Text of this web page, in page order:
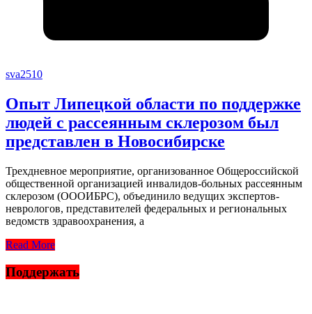
sva2510
Опыт Липецкой области по поддержке
людей с рассеянным склерозом был
представлен в Новосибирске
Трехдневное мероприятие, организованное Общероссийской
общественной организацией инвалидов-больных рассеянным
склерозом (ОООИБРС), объединило ведущих экспертов-
неврологов, представителей федеральных и региональных
ведомств здравоохранения, а
Read More
Поддержать